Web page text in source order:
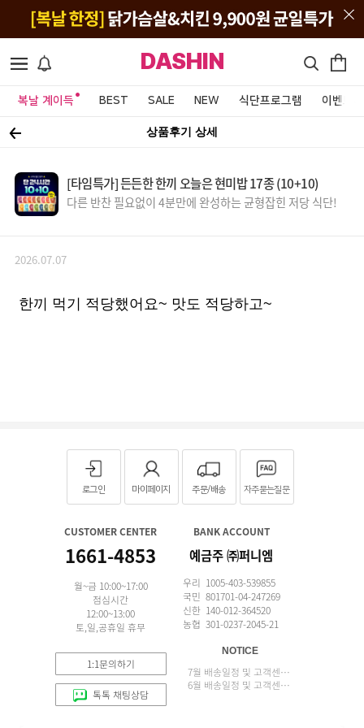
DASHIN
복날 계이득 BEST SALE NEW 식단프로그램 이벤트&
상품후기 상세
[타임특가] 든든한 한끼 오늘은 현미밥 17종 (10+10)
다른 반찬 필요없이 4분만에 완성하는 균형잡힌 저당 식단!
2026.07.07
한끼 먹기 적당했어요~ 맛도 적당하고~
로그인 마이페이지 주문/배송 자주묻는질문
CUSTOMER CENTER
1661-4853
월~금 10:00~17:00
점심시간
12:00~13:00
토,일,공휴일 휴무
1:1문의하기
톡톡 채팅상담
BANK ACCOUNT
예금주 ㈜퍼니엠
우리 1005-403-539855
국민 801701-04-247269
신한 140-012-364520
농협 301-0237-2045-21
NOTICE
7월 배송일정 및 고객센터 업무 안내
6월 배송일정 및 고객센터 업무 안내